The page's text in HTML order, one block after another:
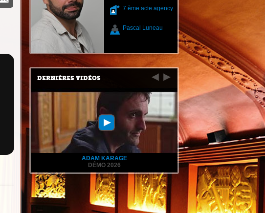
7 ème acte agency
Pascal Luneau
DERNIÈRES VIDÉOS
ADAM KARAGE
DÉMO 2026